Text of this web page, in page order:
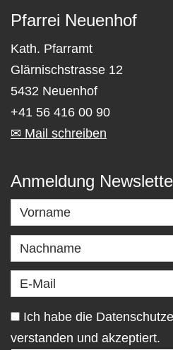
Pfarrei Neuenhof
Kath. Pfarramt
Glärnischstrasse 12
5432 Neuenhof
+41 56 416 00 90
✉ Mail schreiben
Anmeldung
Ich habe die
verstanden und akzeptiert.